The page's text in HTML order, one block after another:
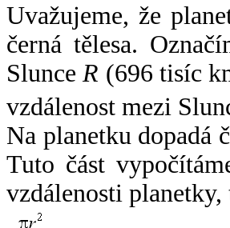
Uvažujeme, že
černá tělesa.
SlunceR (696 tisíc
vzdálenost mezi
Na planetku dopadá
Tuto část
vzdálenosti planetky,